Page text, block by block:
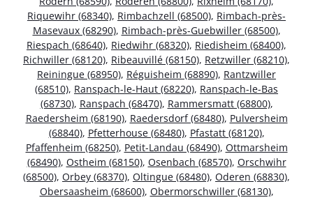
Riquewihr (68340), Rimbachzell (68500), Rimbach-près-
Masevaux (68290), Rimbach-près-Guebwiller (68500),
Riespach (68640), Riedwihr (68320), Riedisheim (68400),
Richwiller (68120), Ribeauvillé (68150), Retzwiller (68210),
Reiningue (68950), Réguisheim (68890), Rantzwiller
(68510), Ranspach-le-Haut (68220), Ranspach-le-Bas
(68730), Ranspach (68470), Rammersmatt (68800),
Raedersheim (68190), Raedersdorf (68480), Pulversheim
(68840), Pfetterhouse (68480), Pfastatt (68120),
Pfaffenheim (68250), Petit-Landau (68490), Ottmarsheim
(68490), Ostheim (68150), Osenbach (68570), Orschwihr
(68500), Orbey (68370), Oltingue (68480), Oderen (68830),
Obersaasheim (68600), Obermorschwiller (68130),